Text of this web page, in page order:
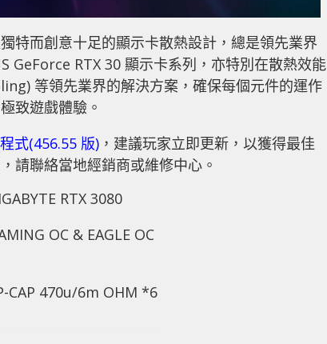
特而創意十足的顯示卡散熱設計，總是領先業界
GeForce RTX 30 顯示卡系列，亦特別在散熱效能
等領先業界的解決方案，確保每個元件的運作
致遊戲體驗。
式(456.55 版) ，建議玩家立即更新，以獲得最佳
請聯絡當地經銷商或維修中心。
RTX 3080
OC & EAGLE OC
CAP 470u/6m OHM *6